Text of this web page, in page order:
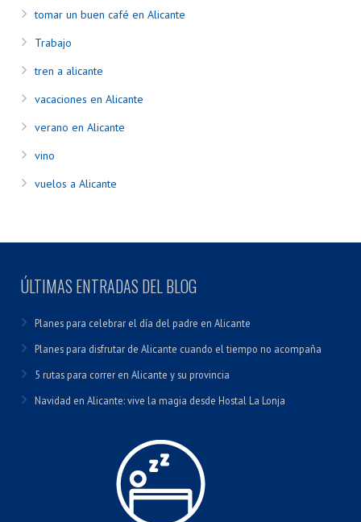
tomar un buen café en Alicante
Trabajo
tren a alicante
vacaciones en Alicante
verano en Alicante
vino
vuelos a Alicante
ÚLTIMAS ENTRADAS DEL BLOG
Planes para celebrar el día del padre en Alicante
Planes para disfrutar de Alicante cuando el tiempo no acompaña
5 rutas para correr en Alicante y su provincia
Navidad en Alicante: vive la magia desde Hostal La Lonja